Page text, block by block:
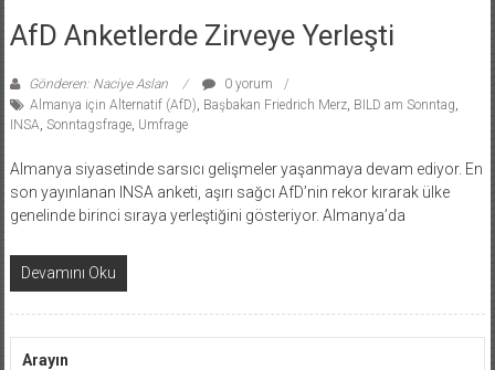
AfD Anketlerde Zirveye Yerleşti
Gönderen: Naciye Aslan
0 yorum
Almanya için Alternatif (AfD) Başbakan Friedrich Merz, BILD am Sonntag
INSA Sonntagsfrage, Umfrage
Almanya siyasetinde sarsıcı gelişmeler yaşanmaya devam ediyor. En
son yayınlanan INSA anketi, aşırı sağcı AfD’nin rekor kırarak ülke
genelinde birinci sıraya yerleştiğini gösteriyor. Almanya’da
Devamını Oku
Arayın